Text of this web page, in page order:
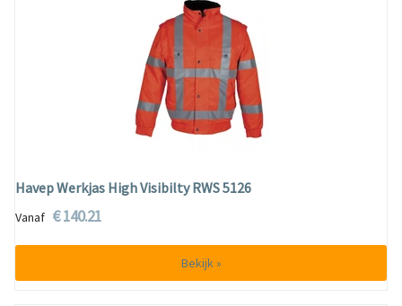
Havep Werkjas High Visibilty RWS 5126
Vanaf € 140.21
Bekijk »